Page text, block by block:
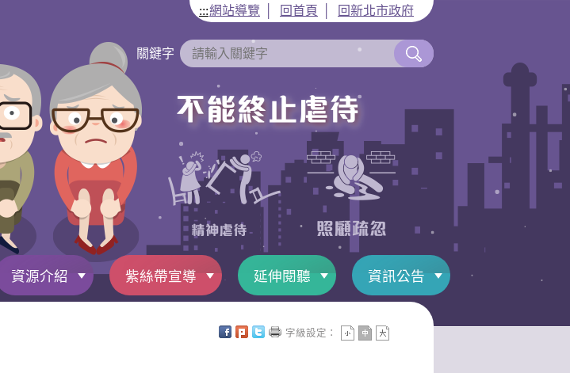
:::網站導覽 回首頁 回新北市政府
關鍵字
資源介紹 紫絲帶宣導 延伸閱聽 資訊公告
字級設定：